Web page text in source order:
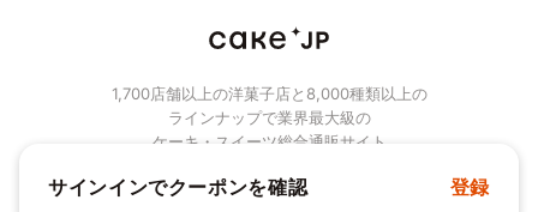
1,700店舗以上の洋菓子店と8,000種類以上の
ラインナップで業界最大級の
ケーキ・スイーツ総合通販サイト
© Cake.jp Co., Ltd.
サインインでクーポンを確認 登録